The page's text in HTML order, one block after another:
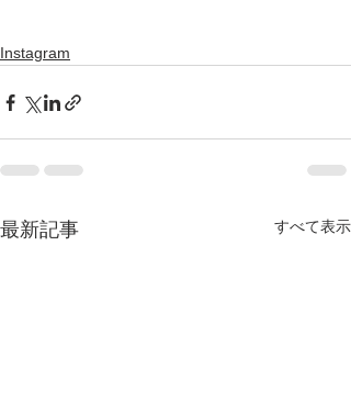
Instagram
最新記事 すべて表示